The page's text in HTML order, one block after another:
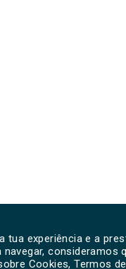
tua experiência e a
consideramos
Cookies, Termos